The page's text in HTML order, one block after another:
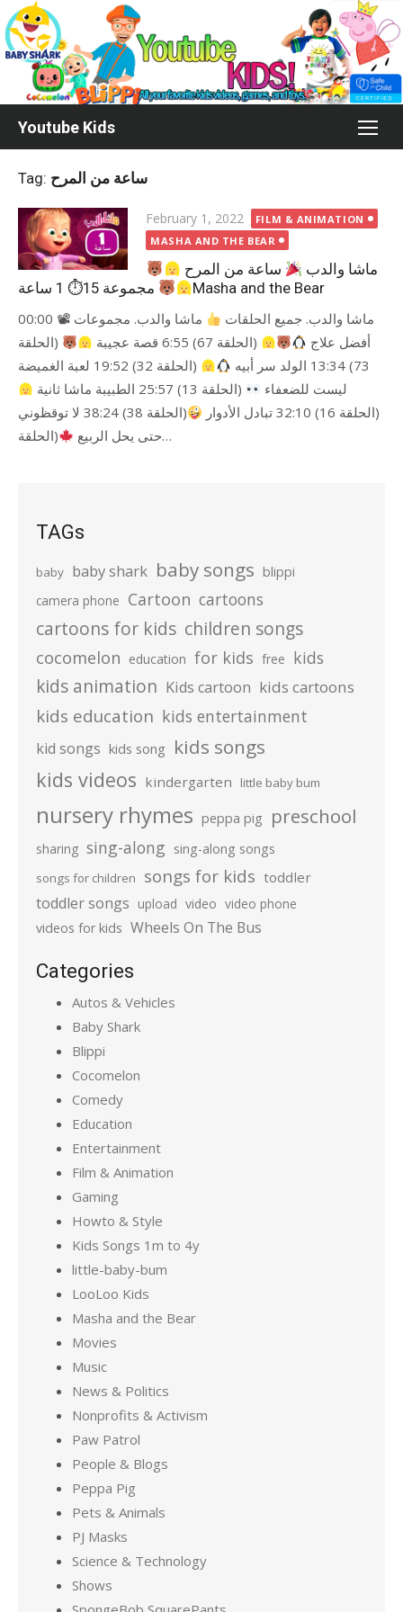
Skip
to
content
Youtube Kids
Tag: ساعة من المرح
Posted
on
February 1, 2022
FILM & ANIMATION
MASHA AND THE BEAR
ماشا والدب
ساعة من المرح
Masha and the Bear
ماشا والدب. جميع الحلقات
ماشا والدب. مجموعات 📽 00:00
أفضل علاج
(الحلقة 67) 6:55 قصة عجيبة
(الحلقة
73) 13:34 الولد سر أبيه
(الحلقة 32) 19:52 لعبة الغميضة
ليست للضعفاء
(الحلقة 13) 25:57 الطبيبة ماشا ثانية
(الحلقة 16) 32:10 تبادل الأدوار
(الحلقة 38) 38:24 لا توقظوني
حتى يحل الربيع(الحلقة…
TAGs
baby baby shark baby songs blippi
camera phone Cartoon cartoons
cartoons for kids children songs
cocomelon education for kids free kids
kids animation Kids cartoon kids cartoons
kids education kids entertainment
kid songs kids song kids songs
kids videos kindergarten little baby bum
nursery rhymes peppa pig preschool
sharing sing-along sing-along songs
songs for children songs for kids toddler
toddler songs upload video video phone
videos for kids Wheels On The Bus
Categories
Autos & Vehicles
Baby Shark
Blippi
Cocomelon
Comedy
Education
Entertainment
Film & Animation
Gaming
Howto & Style
Kids Songs 1m to 4y
little-baby-bum
LooLoo Kids
Masha and the Bear
Movies
Music
News & Politics
Nonprofits & Activism
Paw Patrol
People & Blogs
Peppa Pig
Pets & Animals
PJ Masks
Science & Technology
Shows